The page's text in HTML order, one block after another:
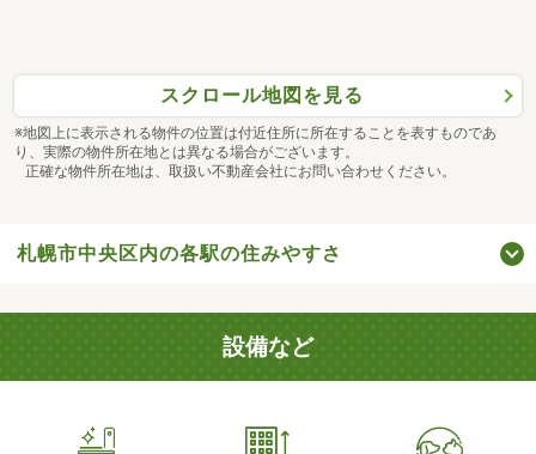
スクロール地図を見る
※地図上に表示される物件の位置は付近住所に所在することを表すものであ
り、実際の物件所在地とは異なる場合がございます。
正確な物件所在地は、取扱い不動産会社にお問い合わせください。
札幌市中央区内の各駅の住みやすさ
設備など